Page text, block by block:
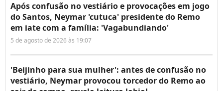
Após confusão no vestiário e provocações em jogo
do Santos, Neymar 'cutuca' presidente do Remo
em iate com a família: 'Vagabundiando'
5 de agosto de 2026 às 19:07
'Beijinho para sua mulher': antes de confusão no
vestiário, Neymar provocou torcedor do Remo ao